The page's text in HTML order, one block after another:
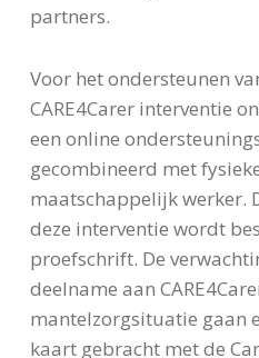
partners.
Voor het ondersteunen
CARE4Carer interventie
een online
gecombineerd met
maatschappelijk werker.
deze interventie wordt
proefschrift. De
deelname aan
mantelzorgsituatie gaan
kaart gebracht met de